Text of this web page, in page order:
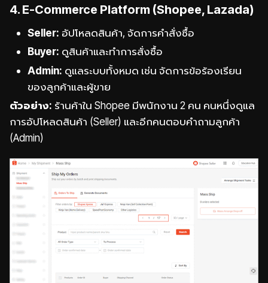
4. E-Commerce Platform (Shopee, Lazada)
Seller: อัปโหลดสินค้า, จัดการคำสั่งซื้อ
Buyer: ดูสินค้าและทำการสั่งซื้อ
Admin: ดูแลระบบทั้งหมด เช่น จัดการข้อร้องเรียน
ของลูกค้าและผู้ขาย
ตัวอย่าง: ร้านค้าใน Shopee มีพนักงาน 2 คน คนหนึ่งดูแล
การอัปโหลดสินค้า (Seller) และอีกคนตอบคำถามลูกค้า
(Admin)